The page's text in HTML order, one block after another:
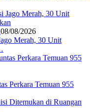
08/08/2026
Merah, 30 Unit
Perkara Temuan 955